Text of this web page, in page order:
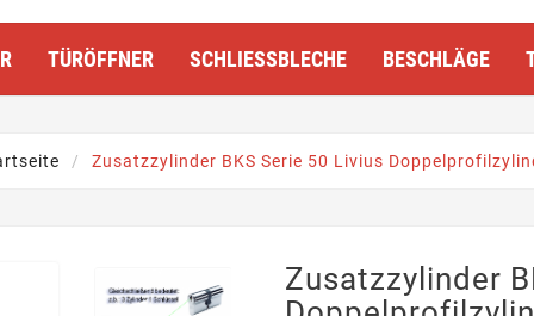
TÜRÖFFNER SCHLIESSBLECHE BESCHLÄGE
Zusatzzylinder BKS Serie 50 Livius
Zusatzzylinder